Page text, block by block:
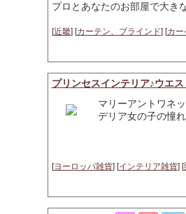
プロとあなたのお部屋で大き
[近畿] [カーテン、ブラインド] [カー
プリンセスインテリア♪ウエ
マリーアントワネ
デリア女の子の憧
[ヨーロッパ雑貨] [インテリア雑貨] [